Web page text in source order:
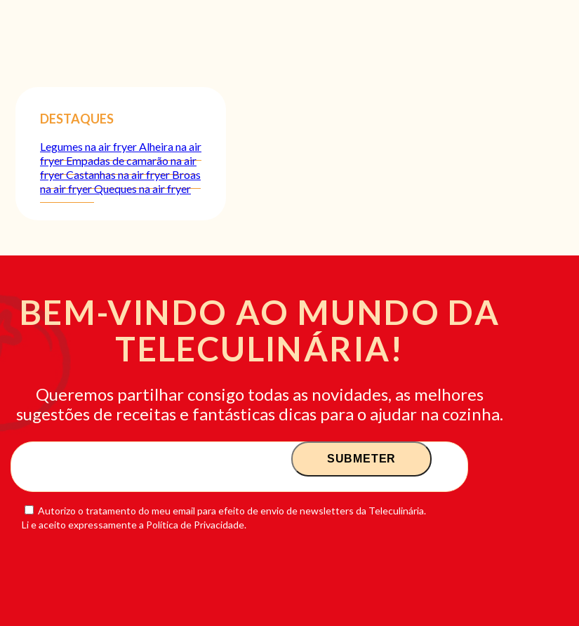
DESTAQUES
Legumes na air fryerAlheira na air
fryerEmpadas de camarão na air
fryerCastanhas na air fryerBroas
na air fryerQueques na air fryer
BEM-VINDO AO MUNDO DA
TELECULINÁRIA!
Queremos partilhar consigo todas as novidades, as melhores
sugestões de receitas e fantásticas dicas para o ajudar na cozinha.
Autorizo o tratamento do meu email para efeito de envio de newsletters da Teleculinária.
Li e aceito expressamente a Política de Privacidade.